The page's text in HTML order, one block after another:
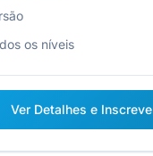
os níveis
Ver Detalhes e